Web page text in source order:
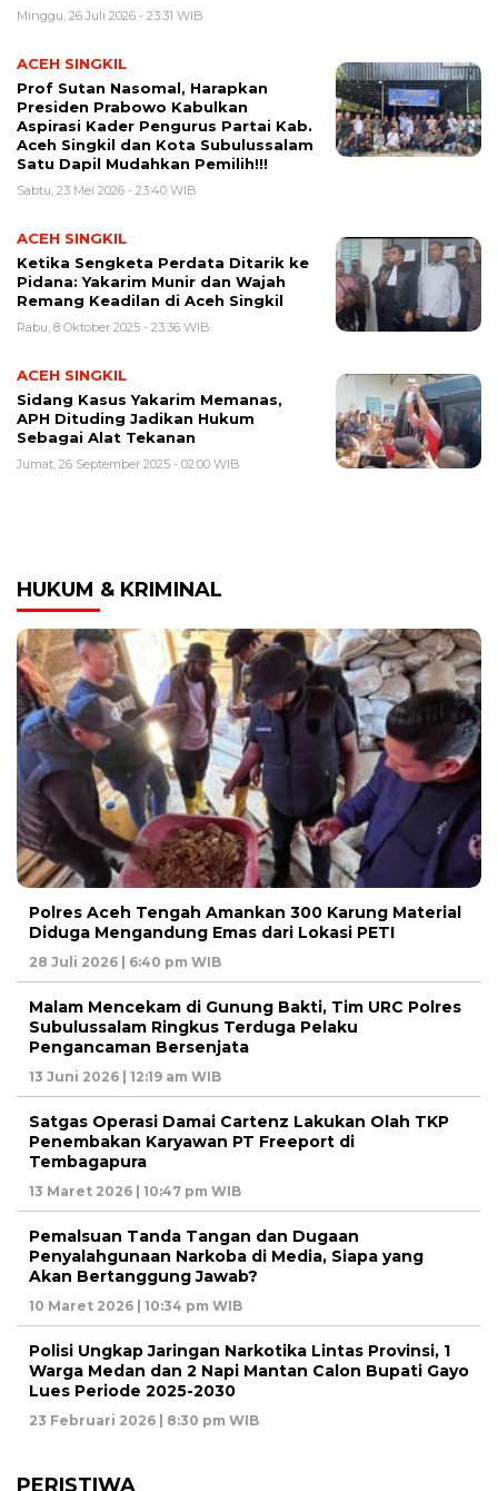
Minggu, 26 Juli 2026 - 23:31 WIB
ACEH SINGKIL
Prof Sutan Nasomal, Harapkan
Presiden Prabowo Kabulkan
Aspirasi Kader Pengurus Partai Kab.
Aceh Singkil dan Kota Subulussalam
Satu Dapil Mudahkan Pemilih!!!
Sabtu, 23 Mei 2026 - 23:40 WIB
ACEH SINGKIL
Ketika Sengketa Perdata Ditarik ke
Pidana: Yakarim Munir dan Wajah
Remang Keadilan di Aceh Singkil
Rabu, 8 Oktober 2025 - 23:36 WIB
ACEH SINGKIL
Sidang Kasus Yakarim Memanas,
APH Dituding Jadikan Hukum
Sebagai Alat Tekanan
Jumat, 26 September 2025 - 02:00 WIB
HUKUM & KRIMINAL
Polres Aceh Tengah Amankan 300 Karung Material
Diduga Mengandung Emas dari Lokasi PETI
28 Juli 2026 | 6:40 pm WIB
Malam Mencekam di Gunung Bakti, Tim URC Polres
Subulussalam Ringkus Terduga Pelaku
Pengancaman Bersenjata
13 Juni 2026 | 12:19 am WIB
Satgas Operasi Damai Cartenz Lakukan Olah TKP
Penembakan Karyawan PT Freeport di
Tembagapura
13 Maret 2026 | 10:47 pm WIB
Pemalsuan Tanda Tangan dan Dugaan
Penyalahgunaan Narkoba di Media, Siapa yang
Akan Bertanggung Jawab?
10 Maret 2026 | 10:34 pm WIB
Polisi Ungkap Jaringan Narkotika Lintas Provinsi, 1
Warga Medan dan 2 Napi Mantan Calon Bupati Gayo
Lues Periode 2025-2030
23 Februari 2026 | 8:30 pm WIB
PERISTIWA